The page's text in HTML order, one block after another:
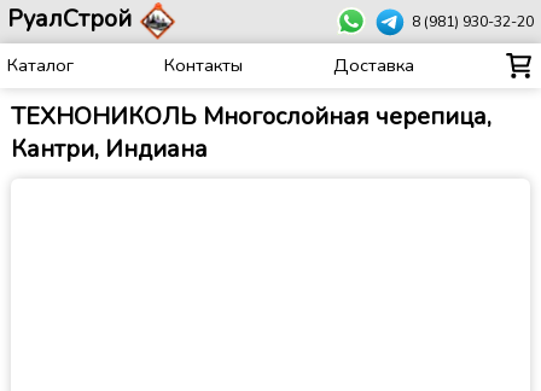
РуалСтрой 8 (981) 930-32-20
Каталог Контакты Доставка
ТЕХНОНИКОЛЬ Многослойная черепица,
Кантри, Индиана